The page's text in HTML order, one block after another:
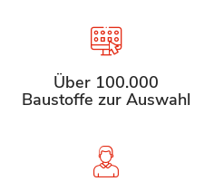
Über 100.000
Baustoffe zur Auswahl